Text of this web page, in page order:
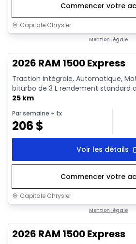
Commencer votre
Capitale Chrysler
Mention légale
2026 RAM 1500 Express
Traction intégrale, Automatique,
biturbo de 3 L rendement standard
25 km
Par semaine + tx
206 $
Voir les détails
Commencer votre
Capitale Chrysler
Mention légale
2026 RAM 1500 Express